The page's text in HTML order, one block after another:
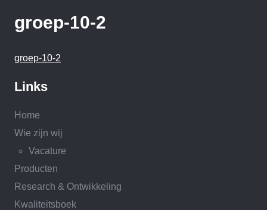
groep-10-2
groep-10-2
Links
Home
Wie zijn wij
Vacature
Producten
Research & Ontwikkeling
Kwaliteitsboek